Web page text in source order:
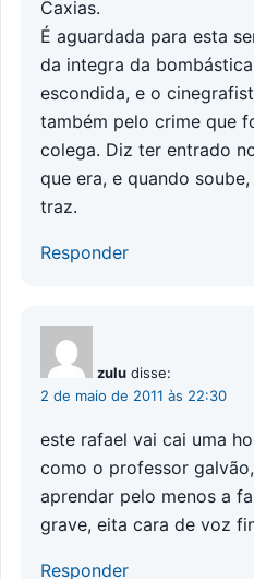
Caxias.
É aguardada para esta
da integra da
escondida, e o
também pelo crime que
colega. Diz ter entrado
que era, e quando
traz.
Responder
zulu disse:
2 de maio de 2011 às 22:30
este rafael vai cai uma
como o professor galvão,
aprendar pelo menos a
grave, eita cara de voz
Responder